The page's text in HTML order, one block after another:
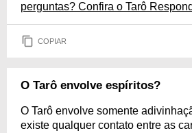
perguntas? Confira o Tarô
COPIAR
O Tarô envolve espíritos?
O Tarô envolve somente
existe qualquer contato entre as